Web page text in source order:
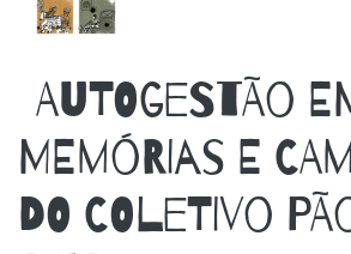
AUTOGESTÃO
MEMÓRIAS E
DO COLETIVO